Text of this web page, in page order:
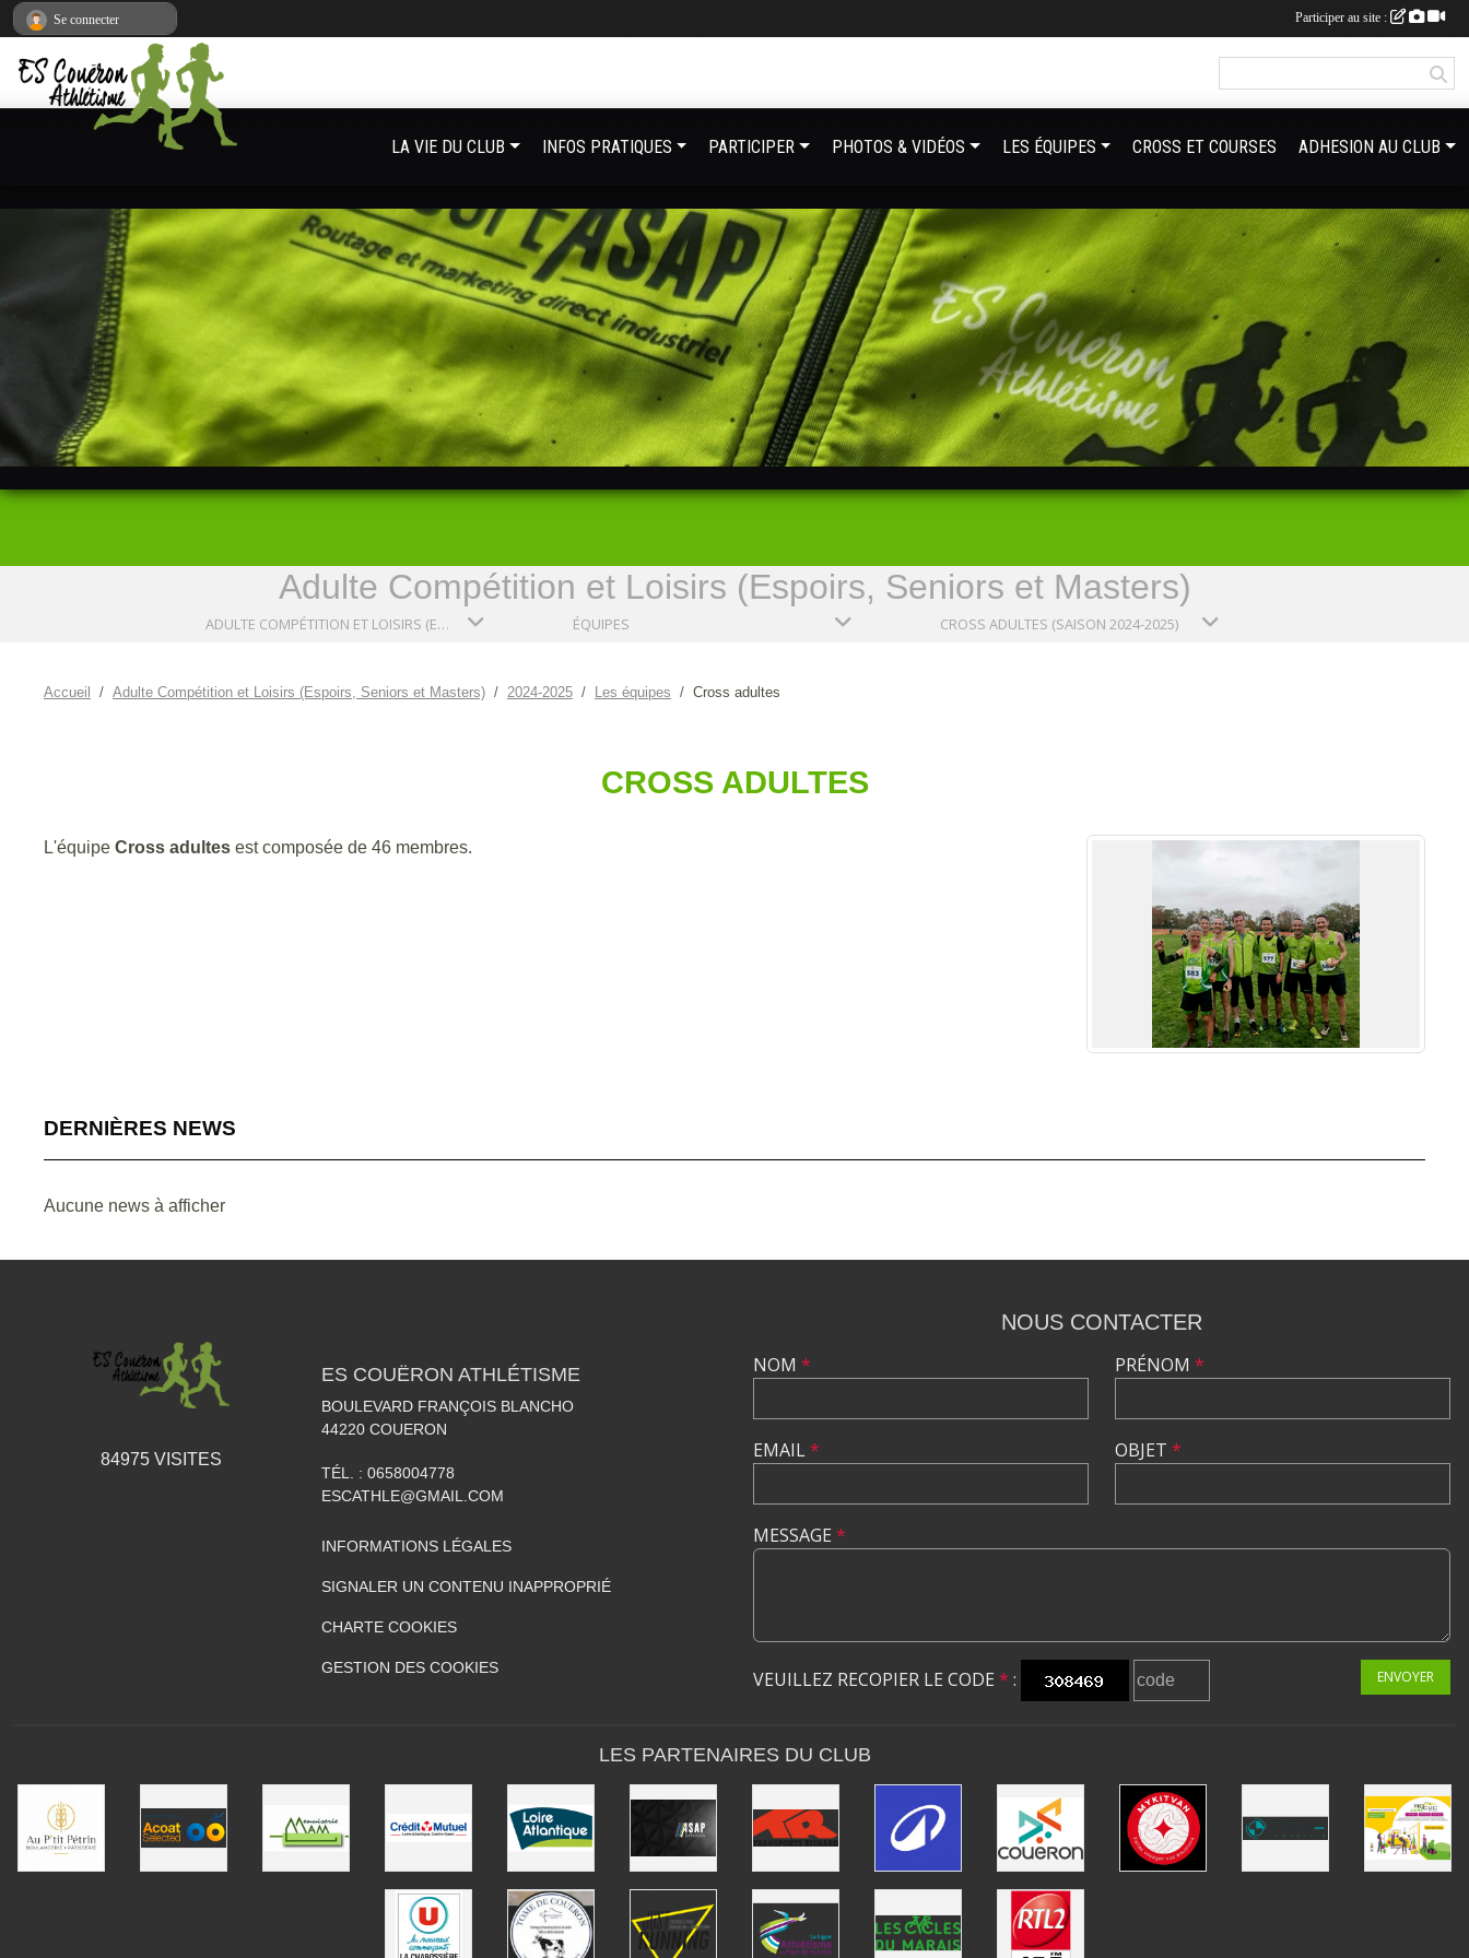
Adulte Compétition et Loisirs (Espoirs, Seniors et Masters)
ADULTE COMPÉTITION ET LOISIRS (ESPOIRS, SENIORS ET MASTERS) ÉQUIPES CROSS ADULTES (SAISON 2024-2025)
Accueil Adulte Compétition et Loisirs (Espoirs, Seniors et Masters) 2024-2025 Les équipes Cross adultes
CROSS ADULTES
L'équipe Cross adultes est composée de 46 membres.
DERNIÈRES NEWS
Aucune news à afficher
LA VIE DU CLUB INFOS PRATIQUES PARTICIPER PHOTOS & VIDÉOS LES ÉQUIPES CROSS ET COURSES ADHESION AU CLUB
84975VISITES
ES COUËRON ATHLÉTISME
BOULEVARD FRANÇOIS BLANCHO
44220 COUERON
TÉL. : 0658004778
ESCATHLE@GMAIL.COM
INFORMATIONS LÉGALES
SIGNALER UN CONTENU INAPPROPRIÉ
CHARTE COOKIES
GESTION DES COOKIES
NOUS CONTACTER
NOM *
EMAIL*
PRÉNOM *
OBJET *
MESSAGE *
VEUILLEZ RECOPIER LE CODE * : ENVOYER
LES PARTENAIRES DU CLUB
Se connecter Participer au site :
Panneau de gestion des cookies